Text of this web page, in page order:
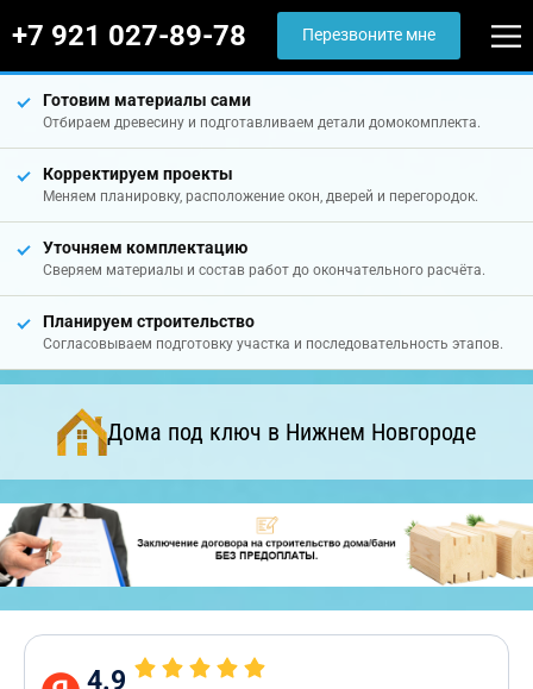
+7 921 027-89-78 Перезвоните мне
Готовим материалы сами
Отбираем древесину и подготавливаем детали домокомплекта.
Корректируем проекты
Меняем планировку, расположение окон, дверей и перегородок.
Уточняем комплектацию
Сверяем материалы и состав работ до окончательного расчёта.
Планируем строительство
Согласовываем подготовку участка и последовательность этапов.
Дома под ключ в Нижнем Новгороде
4.9